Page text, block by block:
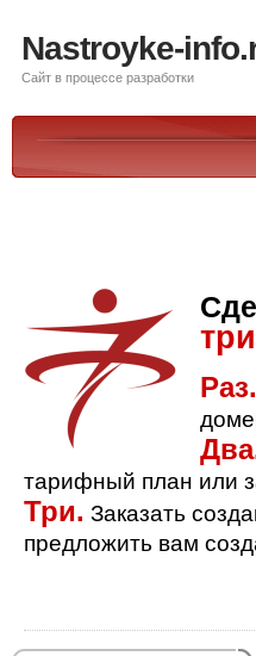
Nastroyke-
Сайт в процессе разработки
Раз.
тарифный план или
Три. Заказать
предложить вам